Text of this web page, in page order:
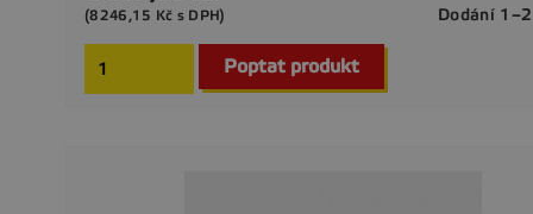
Dodání
(8246,15 Kč s DPH)
Poptat produkt